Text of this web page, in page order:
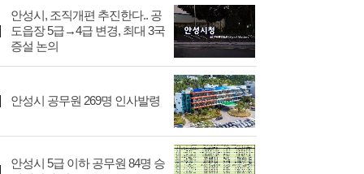
안성시, 조직개편 추진한다.. 공
도읍장 5급→4급 변경, 최대 3국
증설 논의
안성시 공무원 269명 인사발령
안성시 5급 이하 공무원 84명 승